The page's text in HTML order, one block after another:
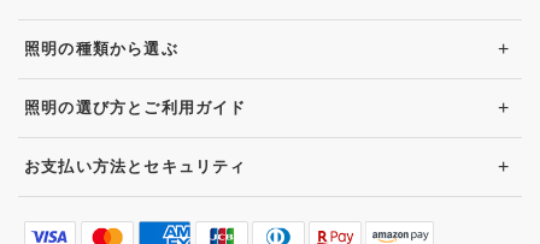
照明の種類から選ぶ +
照明の選び方とご利用ガイド +
お支払い方法とセキュリティ +